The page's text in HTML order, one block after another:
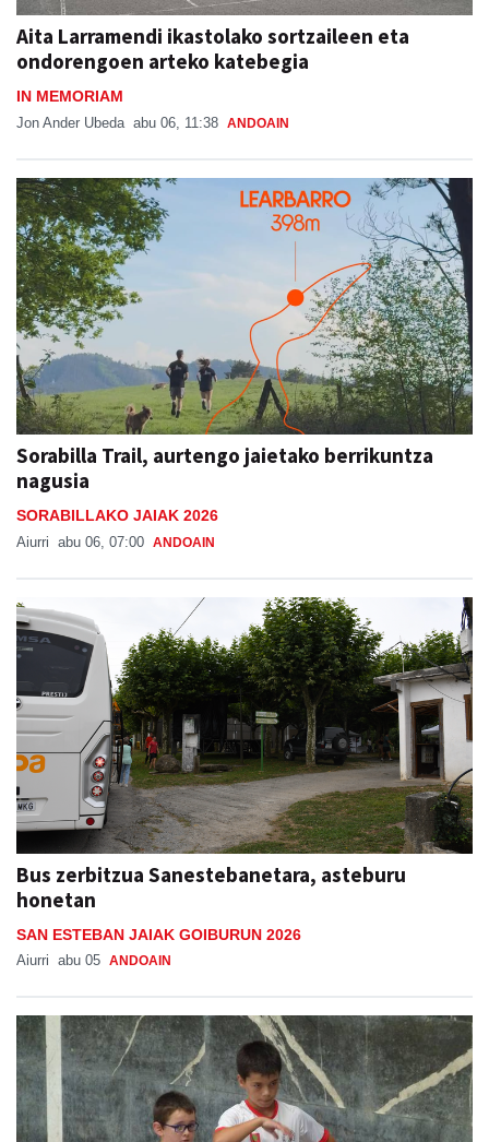
Aita Larramendi ikastolako sortzaileen eta
ondorengoen arteko katebegia
IN MEMORIAM
Jon Ander Ubeda abu 06, 11:38 ANDOAIN
Sorabilla Trail, aurtengo jaietako berrikuntza
nagusia
SORABILLAKO JAIAK 2026
Aiurri abu 06, 07:00 ANDOAIN
Bus zerbitzua Sanestebanetara, asteburu
honetan
SAN ESTEBAN JAIAK GOIBURUN 2026
Aiurri abu 05 ANDOAIN